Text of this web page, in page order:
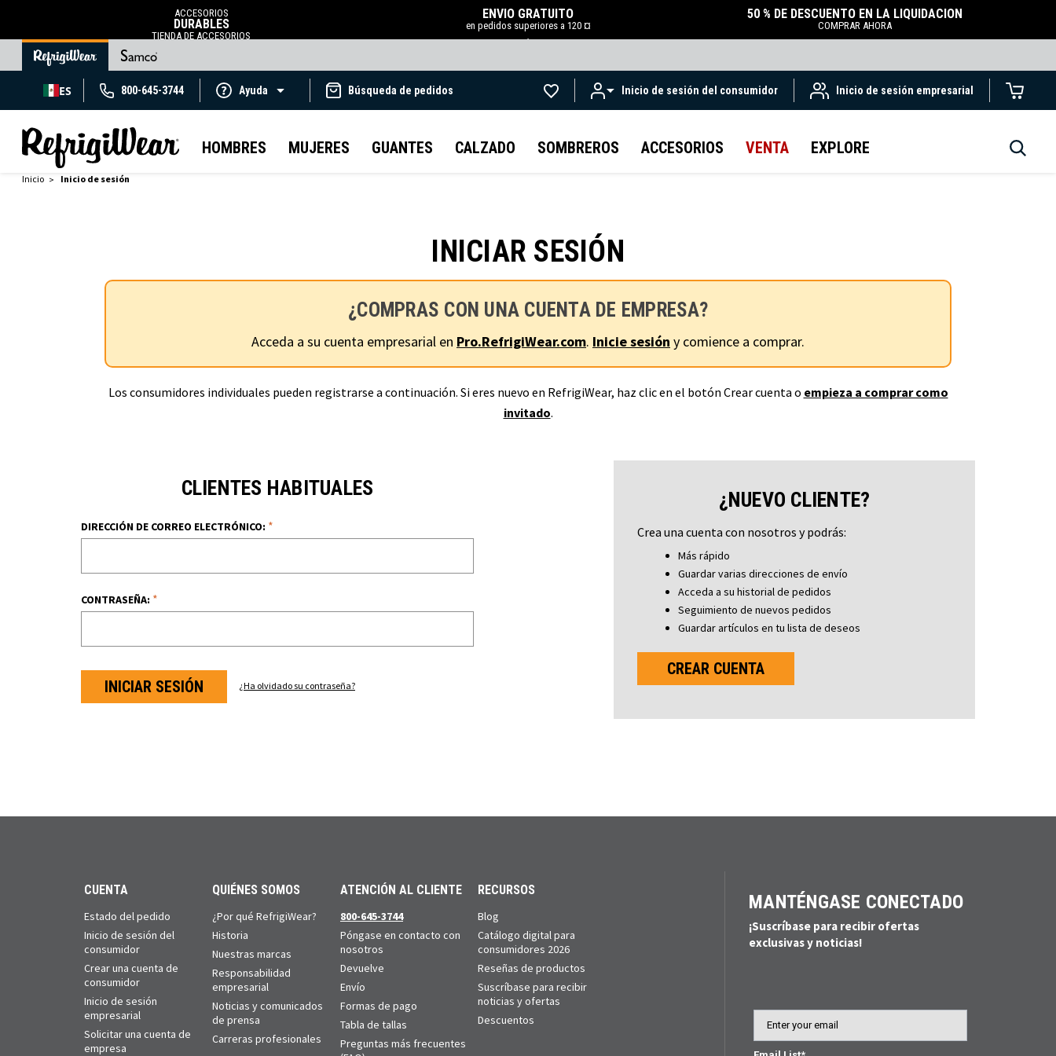
ACCESORIOS
DURABLES
TIENDA DE ACCESORIOS
ENVÍO GRATUITO
en pedidos superiores a 120 ¤
.
50 % DE DESCUENTO EN LA LIQUIDACIÓN
COMPRAR AHORA
ES 800-645-3744 Ayuda Búsqueda de pedidos Inicio de sesión del consumidor Inicio de sesión empresarial
HOMBRES MUJERES GUANTES CALZADO SOMBREROS ACCESORIOS VENTA EXPLORE
Inicio Inicio de sesión
INICIAR SESIÓN
¿COMPRAS CON UNA CUENTA DE EMPRESA?
Acceda a su cuenta empresarial en Pro.RefrigiWear.com. Inicie sesión y comience a comprar.
Los consumidores individuales pueden registrarse a continuación. Si eres nuevo en RefrigiWear, haz clic en el botón Crear cuenta o empieza a comprar como
invitado.
CLIENTES HABITUALES
DIRECCIÓN DE CORREO ELECTRÓNICO: *
CONTRASEÑA: *
¿Ha olvidado su contraseña?
¿NUEVO CLIENTE?
Crea una cuenta con nosotros y podrás:
Más rápido
Guardar varias direcciones de envío
Acceda a su historial de pedidos
Seguimiento de nuevos pedidos
Guardar artículos en tu lista de deseos
CREAR CUENTA
CUENTA
Estado del pedido
Inicio de sesión del
consumidor
Crear una cuenta de
consumidor
Inicio de sesión
empresarial
Solicitar una cuenta de
empresa
QUIÉNES SOMOS
¿Por qué RefrigiWear?
Historia
Nuestras marcas
Responsabilidad
empresarial
Noticias y comunicados
de prensa
Carreras profesionales
ATENCIÓN AL CLIENTE
800-645-3744
Póngase en contacto con
nosotros
Devuelve
Envío
Formas de pago
Tabla de tallas
Preguntas más frecuentes
RECURSOS
Blog
Catálogo digital para
consumidores 2026
Reseñas de productos
Suscríbase para recibir
noticias y ofertas
Descuentos
MANTÉNGASE CONECTADO
¡Suscríbase para recibir ofertas
exclusivas y noticias!